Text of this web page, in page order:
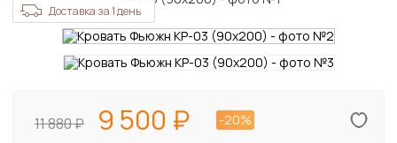
Доставка за 1 день
11 880 9 500 -20%